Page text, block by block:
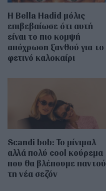
Η Bella Hadid μόλις
επιβεβαίωσε ότι αυτή
είναι το πιο κομψή
απόχρωση ξανθού για το
φετινό καλοκαίρι
Scandi bob: Το μίνιμαλ
αλλά πολύ cool κούρεμα
που θα βλέπουμε παντού
τη νέα σεζόν